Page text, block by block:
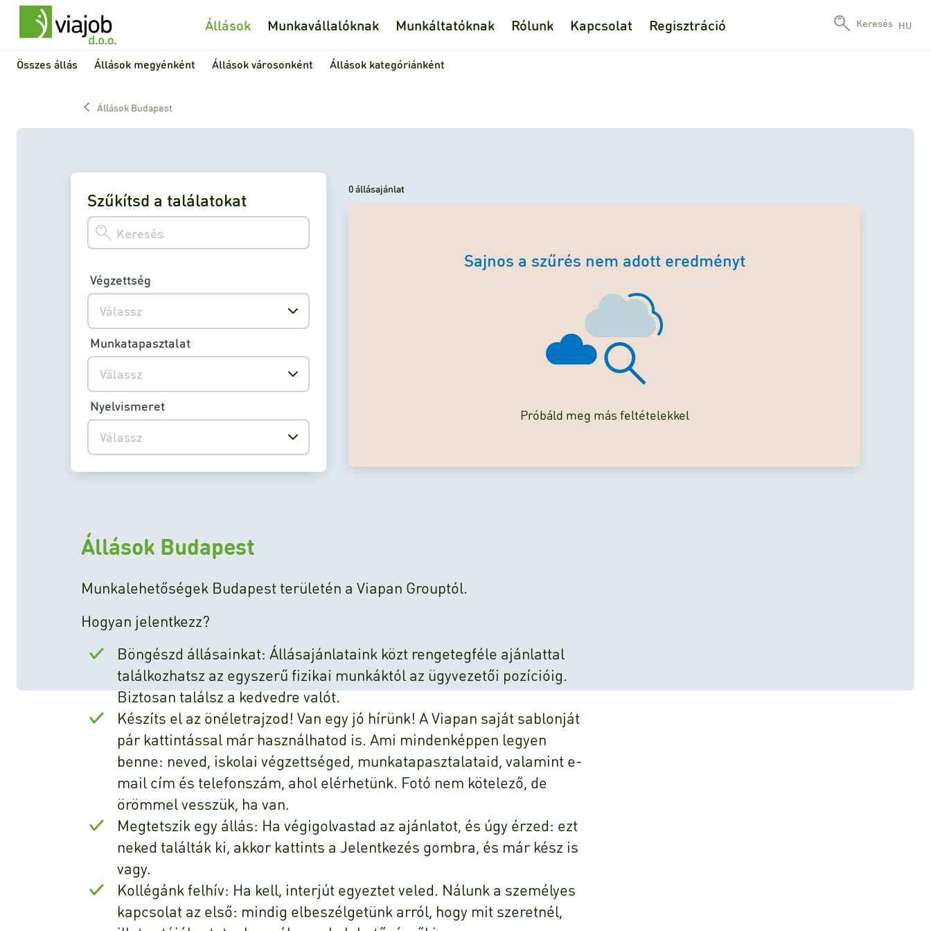
Állások Munkavállalóknak Munkáltatóknak Rólunk Kapcsolat Regisztráció Keresés HU
Összes állás Állások megyénként Állások városonként Állások kategóriánként
Állások Budapest
Szűkítsd a találatokat
Válassz
Végzettség
Válassz
Munkatapasztalat
Válassz
Nyelvismeret
0 állásajánlat
Sajnos a szűrés nem adott eredményt
Próbáld meg más feltételekkel
Állások Budapest
Munkalehetőségek Budapest területén a Viapan Grouptól.
Hogyan jelentkezz?
Böngészd állásainkat: Állásajánlataink közt rengetegféle ajánlattal
találkozhatsz az egyszerű fizikai munkáktól az ügyvezetői pozícióig.
Biztosan találsz a kedvedre valót.
Készíts el az önéletrajzod! Van egy jó hírünk! A Viapan saját sablonját
pár kattintással már használhatod is. Ami mindenképpen legyen
benne: neved, iskolai végzettséged, munkatapasztalataid, valamint e-
mail cím és telefonszám, ahol elérhetünk. Fotó nem kötelező, de
örömmel vesszük, ha van.
Megtetszik egy állás: Ha végigolvastad az ajánlatot, és úgy érzed: ezt
neked találták ki, akkor kattints a Jelentkezés gombra, és már kész is
vagy.
Kollégánk felhív: Ha kell, interjút egyeztet veled. Nálunk a személyes
kapcsolat az első: mindig elbeszélgetünk arról, hogy mit szeretnél,